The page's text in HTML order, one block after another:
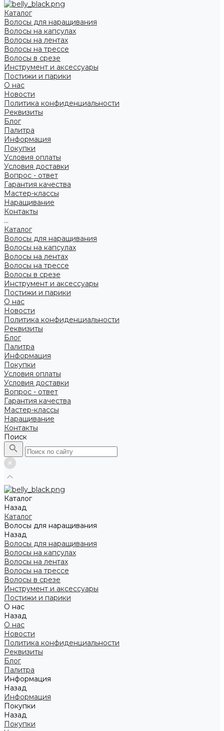
Каталог
Волосы для наращивания
Волосы на капсулах
Волосы на лентах
Волосы на трессе
Волосы в срезе
Инструмент и аксессуары
Постижи и парики
О нас
Новости
Политика конфиденциальности
Реквизиты
Блог
Палитра
Информация
Покупки
Условия оплаты
Условия доставки
Вопрос - ответ
Гарантия качества
Мастер-классы
Наращивание
Контакты
...
Каталог
Волосы для наращивания
Волосы на капсулах
Волосы на лентах
Волосы на трессе
Волосы в срезе
Инструмент и аксессуары
Постижи и парики
О нас
Новости
Политика конфиденциальности
Реквизиты
Блог
Палитра
Информация
Покупки
Условия оплаты
Условия доставки
Вопрос - ответ
Гарантия качества
Мастер-классы
Наращивание
Контакты
Поиск
Каталог
Назад
Каталог
Волосы для наращивания
Назад
Волосы для наращивания
Волосы на капсулах
Волосы на лентах
Волосы на трессе
Волосы в срезе
Инструмент и аксессуары
Постижи и парики
О нас
Назад
О нас
Новости
Политика конфиденциальности
Реквизиты
Блог
Палитра
Информация
Назад
Информация
Покупки
Назад
Покупки